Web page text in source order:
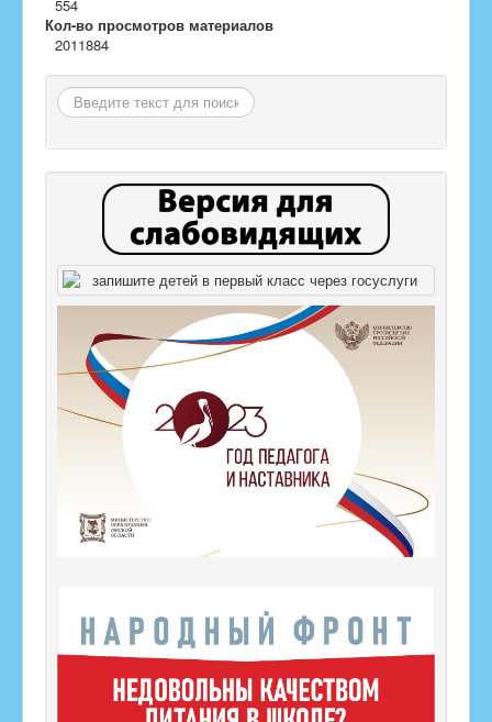
554
Кол-во просмотров материалов
2011884
Поиск